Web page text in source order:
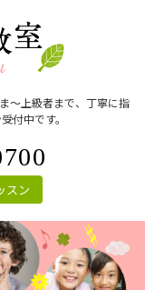
～上級者まで、丁寧に指
付中です。
スン